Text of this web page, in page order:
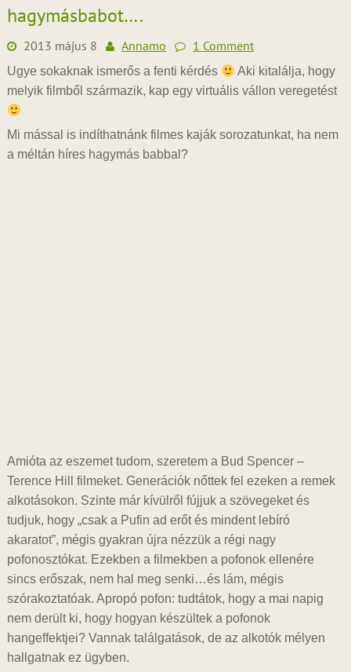
hagymásbabot….
2013 május 8 Annamo 1 Comment
Ugye sokaknak ismerős a fenti kérdés
Aki kitalálja, hogy
melyik filmből származik, kap egy virtuális vállon veregetést
Mi mással is indíthatnánk filmes kaják sorozatunkat, ha nem
a méltán híres hagymás babbal?
Amióta az eszemet tudom, szeretem a Bud Spencer –
Terence Hill filmeket. Generációk nőttek fel ezeken a remek
alkotásokon. Szinte már kívülről fújjuk a szövegeket és
tudjuk, hogy „csak a Pufin ad erőt és mindent lebíró
akaratot”, mégis gyakran újra nézzük a régi nagy
pofonosztókat. Ezekben a filmekben a pofonok ellenére
sincs erőszak, nem hal meg senki…és lám, mégis
szórakoztatóak. Apropó pofon: tudtátok, hogy a mai napig
nem derült ki, hogy hogyan készültek a pofonok
hangeffektjei? Vannak találgatások, de az alkotók mélyen
hallgatnak ez ügyben.